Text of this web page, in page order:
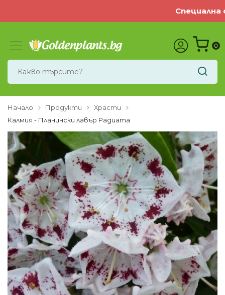
Специална
0
Начало Продукти
Храсти
Калмия - Планински лавър Радиата